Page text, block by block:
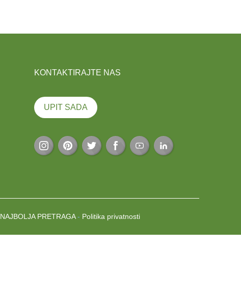
KONTAKTIRAJTE NAS
UPIT SADA
NAJBOLJA PRETRAGA- Politika privatnosti